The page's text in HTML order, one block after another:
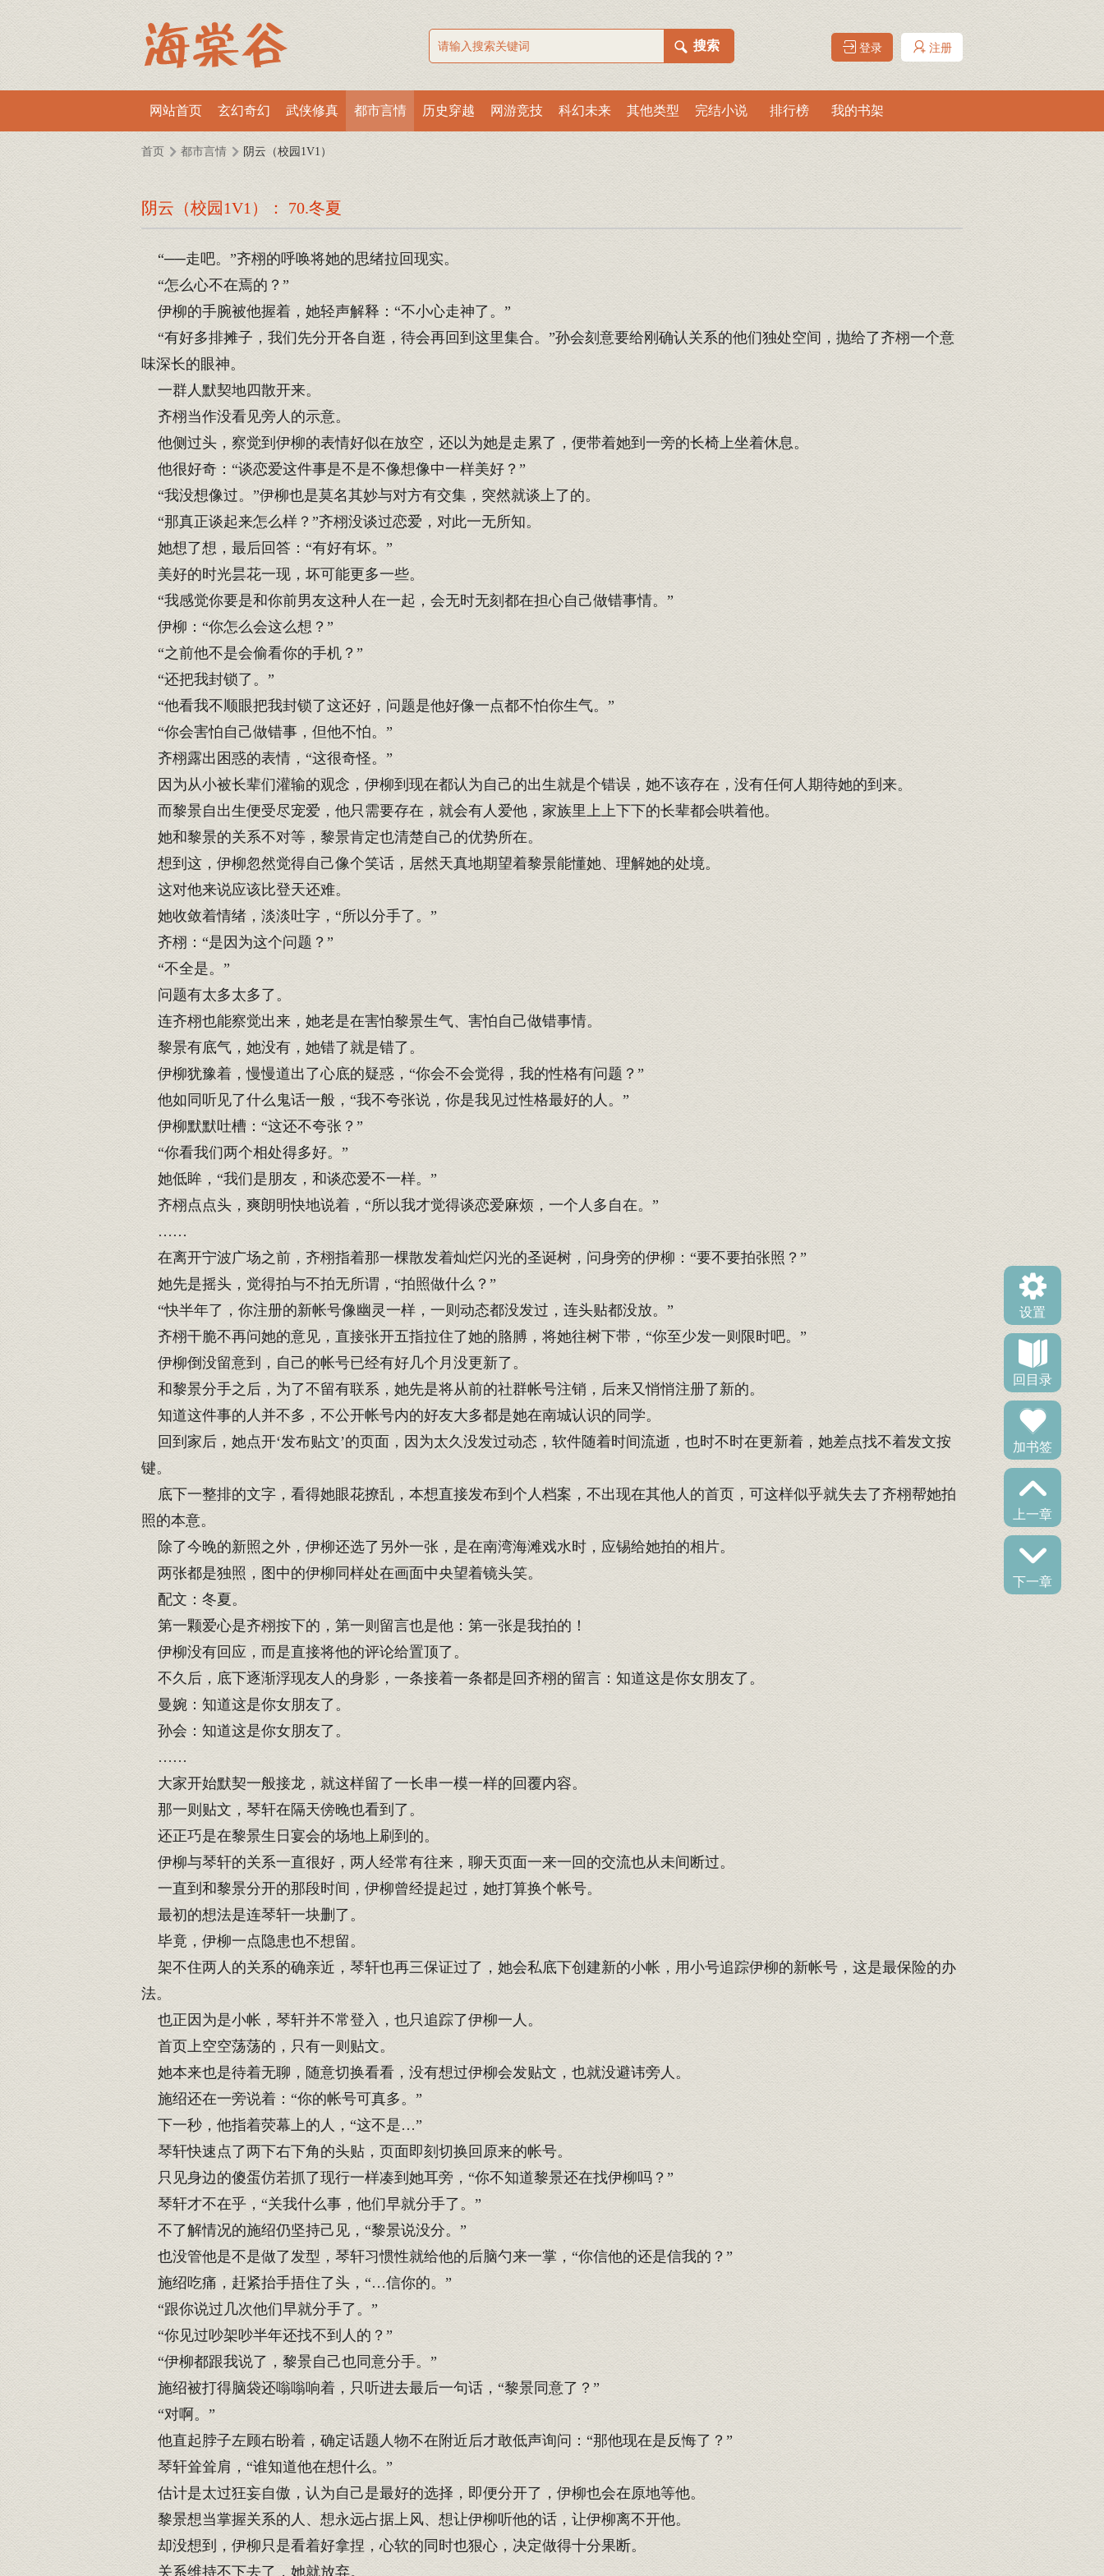
登录 注册
网站首页 玄幻奇幻 武侠修真 都市言情 历史穿越 网游竞技 科幻未来 其他类型 完结小说 排行榜 我的书架
首页 都市言情 阴云（校园1V1）
设置
回目录
加书签
上一章
下一章
阴云（校园1V1）： 70.冬夏
“──走吧。”齐栩的呼唤将她的思绪拉回现实。
“怎么心不在焉的？”
伊柳的手腕被他握着，她轻声解释：“不小心走神了。”
“有好多排摊子，我们先分开各自逛，待会再回到这里集合。”孙会刻意要给刚确认关系的他们独处空间，抛给了齐栩一个意
味深长的眼神。
一群人默契地四散开来。
齐栩当作没看见旁人的示意。
他侧过头，察觉到伊柳的表情好似在放空，还以为她是走累了，便带着她到一旁的长椅上坐着休息。
他很好奇：“谈恋爱这件事是不是不像想像中一样美好？”
“我没想像过。”伊柳也是莫名其妙与对方有交集，突然就谈上了的。
“那真正谈起来怎么样？”齐栩没谈过恋爱，对此一无所知。
她想了想，最后回答：“有好有坏。”
美好的时光昙花一现，坏可能更多一些。
“我感觉你要是和你前男友这种人在一起，会无时无刻都在担心自己做错事情。”
伊柳：“你怎么会这么想？”
“之前他不是会偷看你的手机？”
“还把我封锁了。”
“他看我不顺眼把我封锁了这还好，问题是他好像一点都不怕你生气。”
“你会害怕自己做错事，但他不怕。”
齐栩露出困惑的表情，“这很奇怪。”
因为从小被长辈们灌输的观念，伊柳到现在都认为自己的出生就是个错误，她不该存在，没有任何人期待她的到来。
而黎景自出生便受尽宠爱，他只需要存在，就会有人爱他，家族里上上下下的长辈都会哄着他。
她和黎景的关系不对等，黎景肯定也清楚自己的优势所在。
想到这，伊柳忽然觉得自己像个笑话，居然天真地期望着黎景能懂她、理解她的处境。
这对他来说应该比登天还难。
她收敛着情绪，淡淡吐字，“所以分手了。”
齐栩：“是因为这个问题？”
“不全是。”
问题有太多太多了。
连齐栩也能察觉出来，她老是在害怕黎景生气、害怕自己做错事情。
黎景有底气，她没有，她错了就是错了。
伊柳犹豫着，慢慢道出了心底的疑惑，“你会不会觉得，我的性格有问题？”
他如同听见了什么鬼话一般，“我不夸张说，你是我见过性格最好的人。”
伊柳默默吐槽：“这还不夸张？”
“你看我们两个相处得多好。”
她低眸，“我们是朋友，和谈恋爱不一样。”
齐栩点点头，爽朗明快地说着，“所以我才觉得谈恋爱麻烦，一个人多自在。”
……
在离开宁波广场之前，齐栩指着那一棵散发着灿烂闪光的圣诞树，问身旁的伊柳：“要不要拍张照？”
她先是摇头，觉得拍与不拍无所谓，“拍照做什么？”
“快半年了，你注册的新帐号像幽灵一样，一则动态都没发过，连头贴都没放。”
齐栩干脆不再问她的意见，直接张开五指拉住了她的胳膊，将她往树下带，“你至少发一则限时吧。”
伊柳倒没留意到，自己的帐号已经有好几个月没更新了。
和黎景分手之后，为了不留有联系，她先是将从前的社群帐号注销，后来又悄悄注册了新的。
知道这件事的人并不多，不公开帐号内的好友大多都是她在南城认识的同学。
回到家后，她点开‘发布贴文’的页面，因为太久没发过动态，软件随着时间流逝，也时不时在更新着，她差点找不着发文按
键。
底下一整排的文字，看得她眼花撩乱，本想直接发布到个人档案，不出现在其他人的首页，可这样似乎就失去了齐栩帮她拍
照的本意。
除了今晚的新照之外，伊柳还选了另外一张，是在南湾海滩戏水时，应锡给她拍的相片。
两张都是独照，图中的伊柳同样处在画面中央望着镜头笑。
配文：冬夏。
第一颗爱心是齐栩按下的，第一则留言也是他：第一张是我拍的！
伊柳没有回应，而是直接将他的评论给置顶了。
不久后，底下逐渐浮现友人的身影，一条接着一条都是回齐栩的留言：知道这是你女朋友了。
曼婉：知道这是你女朋友了。
孙会：知道这是你女朋友了。
……
大家开始默契一般接龙，就这样留了一长串一模一样的回覆内容。
那一则贴文，琴轩在隔天傍晚也看到了。
还正巧是在黎景生日宴会的场地上刷到的。
伊柳与琴轩的关系一直很好，两人经常有往来，聊天页面一来一回的交流也从未间断过。
一直到和黎景分开的那段时间，伊柳曾经提起过，她打算换个帐号。
最初的想法是连琴轩一块删了。
毕竟，伊柳一点隐患也不想留。
架不住两人的关系的确亲近，琴轩也再三保证过了，她会私底下创建新的小帐，用小号追踪伊柳的新帐号，这是最保险的办
法。
也正因为是小帐，琴轩并不常登入，也只追踪了伊柳一人。
首页上空空荡荡的，只有一则贴文。
她本来也是待着无聊，随意切换看看，没有想过伊柳会发贴文，也就没避讳旁人。
施绍还在一旁说着：“你的帐号可真多。”
下一秒，他指着荧幕上的人，“这不是…”
琴轩快速点了两下右下角的头贴，页面即刻切换回原来的帐号。
只见身边的傻蛋仿若抓了现行一样凑到她耳旁，“你不知道黎景还在找伊柳吗？”
琴轩才不在乎，“关我什么事，他们早就分手了。”
不了解情况的施绍仍坚持己见，“黎景说没分。”
也没管他是不是做了发型，琴轩习惯性就给他的后脑勺来一掌，“你信他的还是信我的？”
施绍吃痛，赶紧抬手捂住了头，“…信你的。”
“跟你说过几次他们早就分手了。”
“你见过吵架吵半年还找不到人的？”
“伊柳都跟我说了，黎景自己也同意分手。”
施绍被打得脑袋还嗡嗡响着，只听进去最后一句话，“黎景同意了？”
“对啊。”
他直起脖子左顾右盼着，确定话题人物不在附近后才敢低声询问：“那他现在是反悔了？”
琴轩耸耸肩，“谁知道他在想什么。”
估计是太过狂妄自傲，认为自己是最好的选择，即便分开了，伊柳也会在原地等他。
黎景想当掌握关系的人、想永远占据上风、想让伊柳听他的话，让伊柳离不开他。
却没想到，伊柳只是看着好拿捏，心软的同时也狠心，决定做得十分果断。
关系维持不下去了，她就放弃。